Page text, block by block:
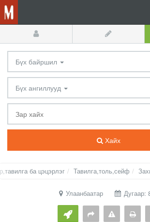
Бүх байршил
Бүх ангиллууд
Хайх
ба цэцэрлэг Тавилга,толь,сейф
Улаанбаатар Дугаар: